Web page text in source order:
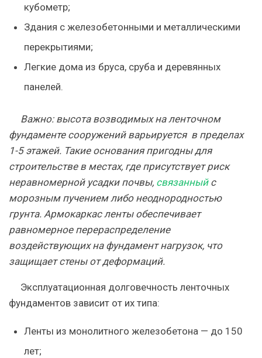
кубометр;
Здания с железобетонными и металлическими
перекрытиями;
Легкие дома из бруса, сруба и деревянных
панелей.
Важно: высота возводимых на ленточном
фундаменте сооружений варьируется в пределах
1-5 этажей. Такие основания пригодны для
строительстве в местах, где присутствует риск
неравномерной усадки почвы, связанныйс
морозным пучением либо неоднородностью
грунта. Армокаркас ленты обеспечивает
равномерное перераспределение
воздействующих на фундамент нагрузок, что
защищает стены от деформаций.
Эксплуатационная долговечность ленточных
фундаментов зависит от их типа:
Ленты из монолитного железобетона — до 150
лет;